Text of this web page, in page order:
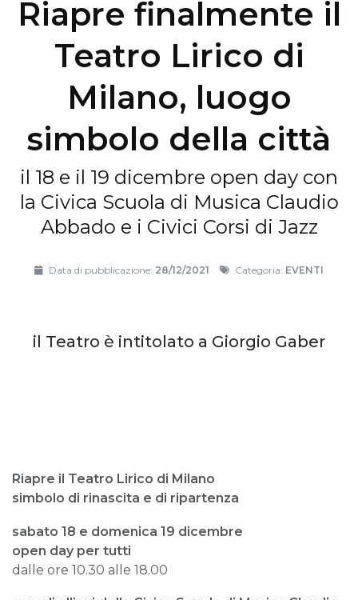
Riapre finalmente il
Teatro Lirico di
Milano, luogo
simbolo della città
il 18 e il 19 dicembre open day con
la Civica Scuola di Musica Claudio
Abbado e i Civici Corsi di Jazz
Data di pubblicazione: 28/12/2021 Categoria: EVENTI
il Teatro è intitolato a Giorgio Gaber
Riapre il Teatro Lirico di Milano
simbolo di rinascita e di ripartenza
sabato 18 e domenica 19 dicembre
open day per tutti
dalle ore 10.30 alle 18.00